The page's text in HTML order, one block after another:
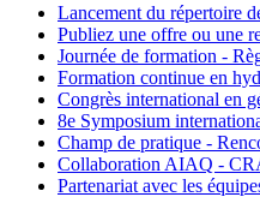
Lancement du répertoire
Publiez une offre ou une
Journée de formation -
Formation continue en
Congrès international en
8e Symposium
Champ de pratique -
Collaboration AIAQ -
Partenariat avec les